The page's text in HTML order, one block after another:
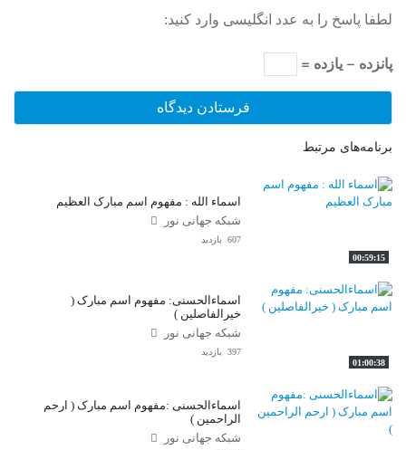
لطفا پاسخ را به عدد انگلیسی وارد کنید:
پانزده − یازده =
برنامه‌های مرتبط
00:59:15
اسماء الله : مفهوم اسم مبارک العظیم
شبکه جهانی نور
607 بازدید
01:00:38
اسماءالحسنی: مفهوم اسم مبارک (
خیرالفاصلین )
شبکه جهانی نور
397 بازدید
اسماءالحسنی :مفهوم اسم مبارک ( ارحم
الراحمین )
شبکه جهانی نور